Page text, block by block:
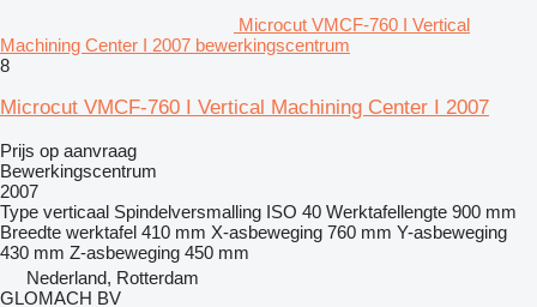
Microcut VMCF-760 I Vertical
Machining Center I 2007 bewerkingscentrum
8
Microcut VMCF-760 I Vertical Machining Center I 2007
Prijs op aanvraag
Bewerkingscentrum
2007
Type verticaal Spindelversmalling ISO 40 Werktafellengte 900 mm
Breedte werktafel 410 mm X-asbeweging 760 mm Y-asbeweging
430 mm Z-asbeweging 450 mm
Nederland, Rotterdam
GLOMACH BV